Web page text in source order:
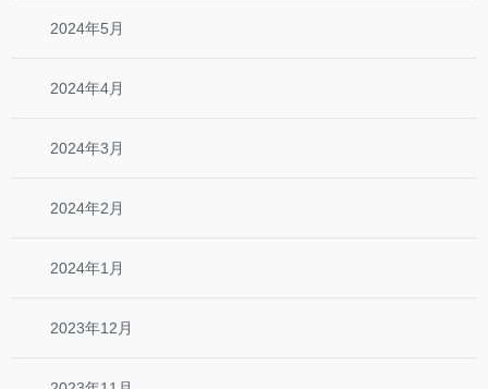
2024年5月
2024年4月
2024年3月
2024年2月
2024年1月
2023年12月